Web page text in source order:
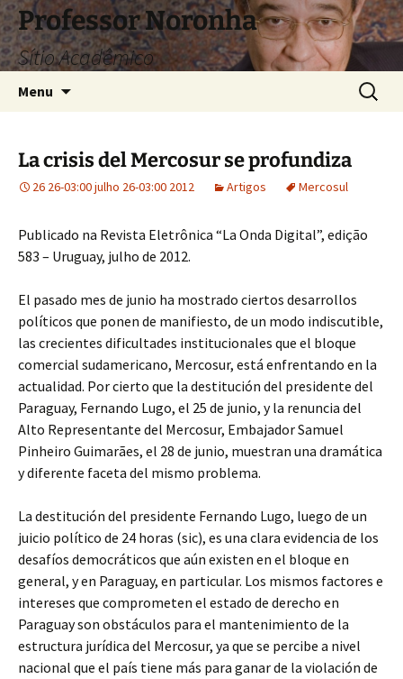
Pular
para
o
conteúdo
Professor Noronha
Sítio Acadêmico
Menu
por:
La crisis del Mercosur se profundiza
26 26-03:00 julho 26-03:00 2012 Artigos Mercosul
Publicado na Revista Eletrônica “La Onda Digital”, edição
583 – Uruguay, julho de 2012.
El pasado mes de junio ha mostrado ciertos desarrollos
políticos que ponen de manifiesto, de un modo indiscutible,
las crecientes dificultades institucionales que el bloque
comercial sudamericano, Mercosur, está enfrentando en la
actualidad. Por cierto que la destitución del presidente del
Paraguay, Fernando Lugo, el 25 de junio, y la renuncia del
Alto Representante del Mercosur, Embajador Samuel
Pinheiro Guimarães, el 28 de junio, muestran una dramática
y diferente faceta del mismo problema.
La destitución del presidente Fernando Lugo, luego de un
juicio político de 24 horas (sic), es una clara evidencia de los
desafíos democráticos que aún existen en el bloque en
general, y en Paraguay, en particular. Los mismos factores e
intereses que comprometen el estado de derecho en
Paraguay son obstáculos para el mantenimiento de la
estructura jurídica del Mercosur, ya que se percibe a nivel
nacional que el país tiene más para ganar de la violación de